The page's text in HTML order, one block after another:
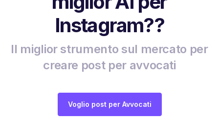
Instagram??
Il miglior strumento sul mercato per
creare post per avvocati
Voglio post per Avvocati